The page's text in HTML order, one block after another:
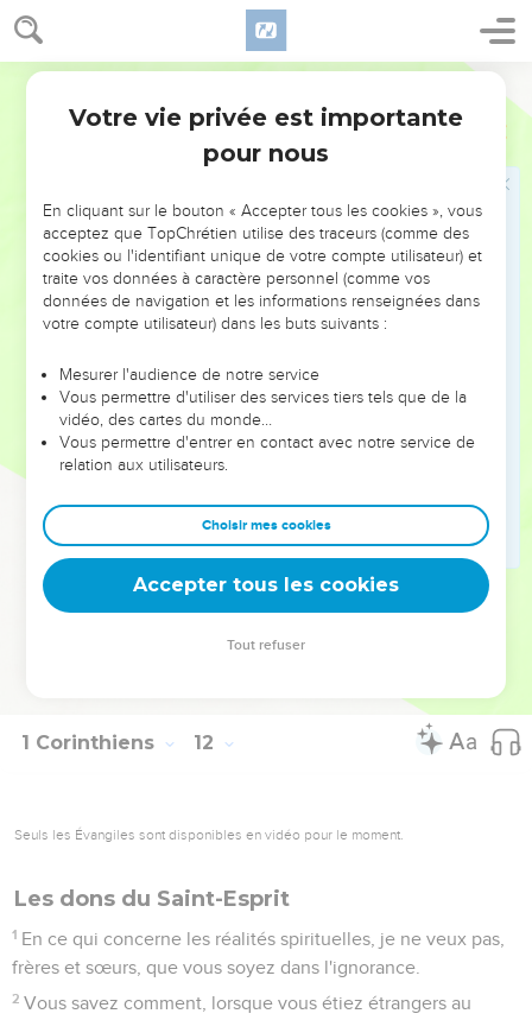
1 Corinthiens 11
vous buvez cette coupe, vous annoncez la mort du Seigneur
jusqu'à ce qu'il vienne.
C'est pourquoi, celui qui mange ce pain ou boit la coupe
du Seigneur indignement sera coupable envers le corps et le
sang du Seigneur.
Que chacun donc s'examine lui-même, et qu’ainsi il
car celui qui mange et boit [indignement], sans discerner
le corps [du Seigneur], mange et boit un jugement contre lui-
même.
C'est pour cela qu'il y a parmi vous beaucoup d'infirmes et
Si nous nous examinions nous-mêmes, nous ne serions
pas jugés.
Mais quand nous sommes jugés, c’est le Seigneur qui
nous corrige afin que nous ne soyons pas condamnés avec
le monde.
Ainsi, mes frères et sœurs, lorsque vous vous réunissez
pour le repas, attendez-vous les uns les autres.
Si quelqu'un a faim, qu'il mange chez lui, afin que vous ne
vous réunissiez pas pour attirer un jugement sur vous. Quant
1 Corinthiens 12
Seuls les Évangiles sont disponibles en vidéo pour le moment.
Les dons du Saint-Esprit
1 En ce qui concerne les réalités spirituelles, je ne veux pas,
frères et sœurs, que vous soyez dans l'ignorance.
2 Vous savez comment, lorsque vous étiez étrangers au
Votre vie privée est importante
pour nous
En cliquant sur le bouton « Accepter tous les cookies », vous
acceptez que TopChrétien utilise des traceurs (comme des
cookies ou l'identifiant unique de votre compte utilisateur) et
traite vos données à caractère personnel (comme vos
données de navigation et les informations renseignées dans
votre compte utilisateur) dans les buts suivants :
Mesurer l'audience de notre service
Vous permettre d'utiliser des services tiers tels que de la
vidéo, des cartes du monde…
Vous permettre d'entrer en contact avec notre service de
relation aux utilisateurs.
Choisir mes cookies
Accepter tous les cookies
Tout refuser